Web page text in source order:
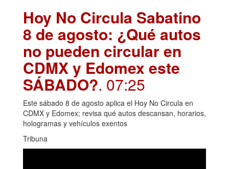
Hoy No Circula Sabatino
8 de agosto: ¿Qué autos
no pueden circular en
CDMX y Edomex este
SÁBADO?. 07:25
Este sábado 8 de agosto aplica el Hoy No Circula en
CDMX y Edomex; revisa qué autos descansan, horarios,
hologramas y vehículos exentos
Tribuna